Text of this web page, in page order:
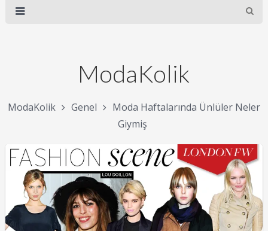
ModaKolik
ModaKolik Genel
Moda Haftalarında Ünlüler Neler
Giymiş